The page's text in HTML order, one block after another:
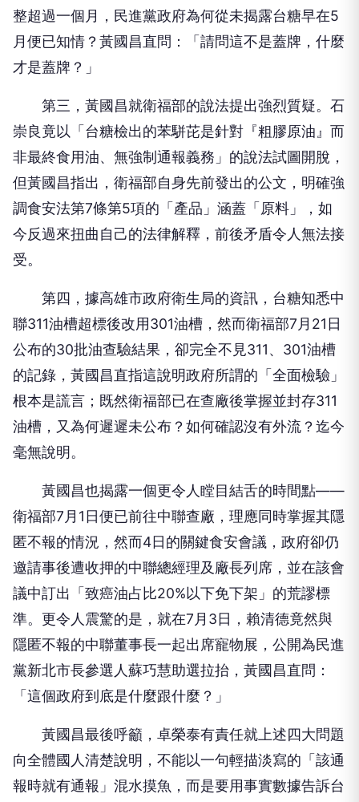
整超過一個月，民進黨政府為何從未揭露台糖早在5
月便已知情？黃國昌直問：「請問這不是蓋牌，什麼
才是蓋牌？」
第三，黃國昌就衛福部的說法提出強烈質疑。石
崇良竟以「台糖檢出的苯駢芘是針對『粗膠原油』而
非最終食用油、無強制通報義務」的說法試圖開脫，
但黃國昌指出，衛福部自身先前發出的公文，明確強
調食安法第7條第5項的「產品」涵蓋「原料」，如
今反過來扭曲自己的法律解釋，前後矛盾令人無法接
受。
第四，據高雄市政府衛生局的資訊，台糖知悉中
聯311油槽超標後改用301油槽，然而衛福部7月21日
公布的30批油查驗結果，卻完全不見311、301油槽
的記錄，黃國昌直指這說明政府所謂的「全面檢驗」
根本是謊言；既然衛福部已在查廠後掌握並封存311
油槽，又為何遲遲未公布？如何確認沒有外流？迄今
毫無說明。
黃國昌也揭露一個更令人瞠目結舌的時間點——
衛福部7月1日便已前往中聯查廠，理應同時掌握其隱
匿不報的情況，然而4日的關鍵食安會議，政府卻仍
邀請事後遭收押的中聯總經理及廠長列席，並在該會
議中訂出「致癌油占比20%以下免下架」的荒謬標
準。更令人震驚的是，就在7月3日，賴清德竟然與
隱匿不報的中聯董事長一起出席寵物展，公開為民進
黨新北市長參選人蘇巧慧助選拉抬，黃國昌直問：
「這個政府到底是什麼跟什麼？」
黃國昌最後呼籲，卓榮泰有責任就上述四大問題
向全體國人清楚說明，不能以一句輕描淡寫的「該通
報時就有通報」混水摸魚，而是要用事實數據告訴台